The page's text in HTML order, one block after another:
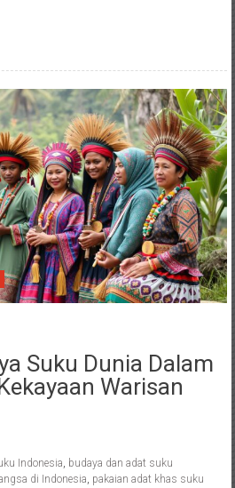
Suku Dunia Dalam
Warisan
Indonesia, budaya dan adat suku
di Indonesia, pakaian adat khas suku